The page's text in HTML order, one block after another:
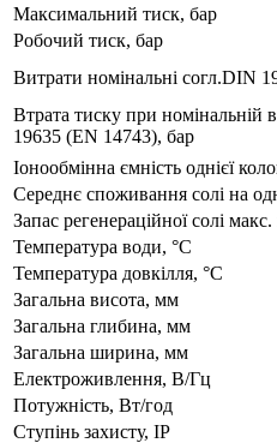
Максимальний тиск, бар
Робочий тиск, бар
Витрати номінальні согл.DIN
Втрата тиску при номінальній
19635 (EN 14743), бар
Іонообмінна ємність однієї
Середнє споживання солі на
Запас регенераційної солі макс.
Температура води, °C
Температура довкілля, °C
Загальна висота, мм
Загальна глибина, мм
Загальна ширина, мм
Електроживлення, В/Гц
Потужність, Вт/год
Ступінь захисту, IP